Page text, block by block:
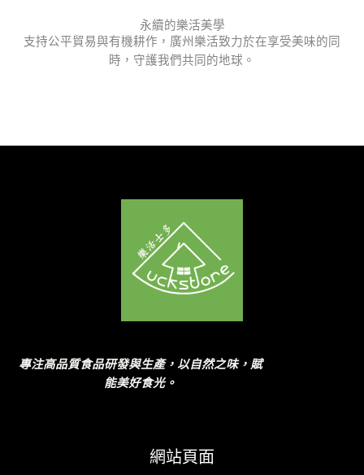
永續的樂活美學
支持公平貿易與有機耕作，廣州樂活致力於在享受美味的同
時，守護我們共同的地球。
專注高品質食品研發與生產，以自然之味，賦
能美好食光。
網站頁面